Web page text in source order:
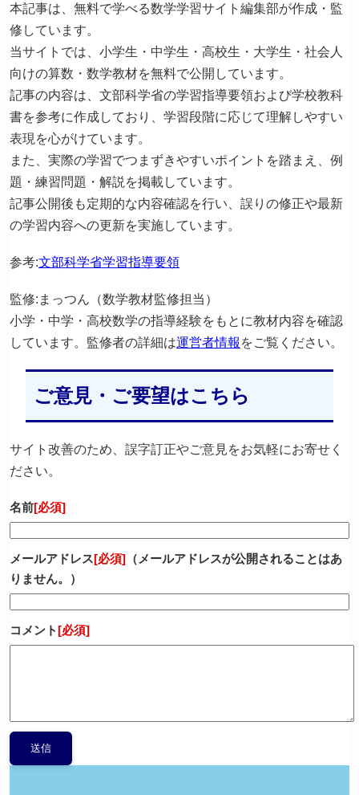
本記事は、無料で学べる数学学習サイト編集部が作成・監
修しています。
当サイトでは、小学生・中学生・高校生・大学生・社会人
向けの算数・数学教材を無料で公開しています。
記事の内容は、文部科学省の学習指導要領および学校教科
書を参考に作成しており、学習段階に応じて理解しやすい
表現を心がけています。
また、実際の学習でつまずきやすいポイントを踏まえ、例
題・練習問題・解説を掲載しています。
記事公開後も定期的な内容確認を行い、誤りの修正や最新
の学習内容への更新を実施しています。
参考:文部科学省学習指導要領
監修:まっつん（数学教材監修担当）
小学・中学・高校数学の指導経験をもとに教材内容を確認
しています。監修者の詳細は運営者情報 をご覧ください。
ご意見・ご要望はこちら
サイト改善のため、誤字訂正やご意見をお気軽にお寄せく
ださい。
名前[必須]
メールアドレス[必須] （メールアドレスが公開されることはあ
りません。）
コメント[必須]